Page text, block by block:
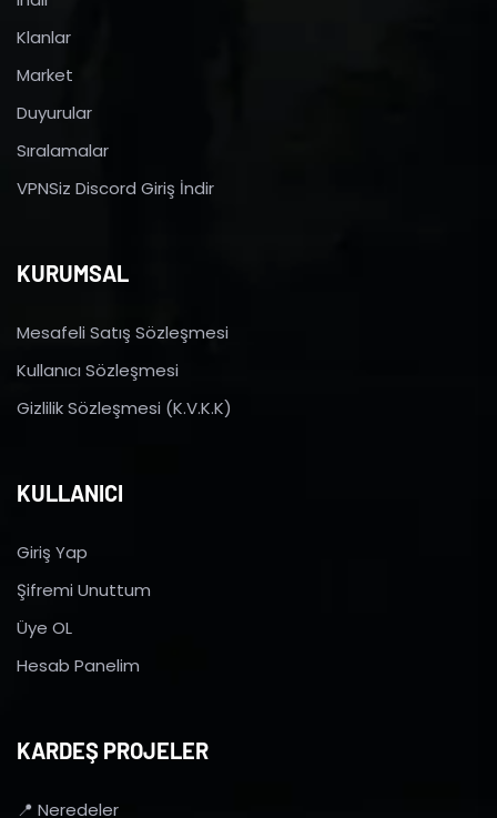
Klanlar
Market
Duyurular
Sıralamalar
VPNSiz Discord Giriş İndir
KURUMSAL
Mesafeli Satış Sözleşmesi
Kullanıcı Sözleşmesi
Gizlilik Sözleşmesi (K.V.K.K)
KULLANICI
Giriş Yap
Şifremi Unuttum
Üye OL
Hesab Panelim
KARDEŞ PROJELER
📍 Neredeler